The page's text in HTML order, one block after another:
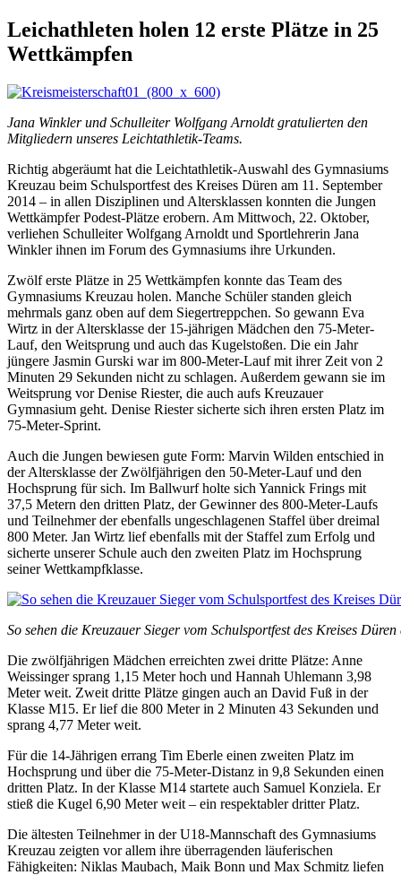
Leichathleten holen 12 erste Plätze in 25
Wettkämpfen
Jana Winkler und Schulleiter Wolfgang Arnoldt gratulierten den
Mitgliedern unseres Leichtathletik-Teams.
Richtig abgeräumt hat die Leichtathletik-Auswahl des Gymnasiums
Kreuzau beim Schulsportfest des Kreises Düren am 11. September
2014 – in allen Disziplinen und Altersklassen konnten die Jungen
Wettkämpfer Podest-Plätze erobern. Am Mittwoch, 22. Oktober,
verliehen Schulleiter Wolfgang Arnoldt und Sportlehrerin Jana
Winkler ihnen im Forum des Gymnasiums ihre Urkunden.
Zwölf erste Plätze in 25 Wettkämpfen konnte das Team des
Gymnasiums Kreuzau holen. Manche Schüler standen gleich
mehrmals ganz oben auf dem Siegertreppchen. So gewann Eva
Wirtz in der Altersklasse der 15-jährigen Mädchen den 75-Meter-
Lauf, den Weitsprung und auch das Kugelstoßen. Die ein Jahr
jüngere Jasmin Gurski war im 800-Meter-Lauf mit ihrer Zeit von 2
Minuten 29 Sekunden nicht zu schlagen. Außerdem gewann sie im
Weitsprung vor Denise Riester, die auch aufs Kreuzauer
Gymnasium geht. Denise Riester sicherte sich ihren ersten Platz im
75-Meter-Sprint.
Auch die Jungen bewiesen gute Form: Marvin Wilden entschied in
der Altersklasse der Zwölfjährigen den 50-Meter-Lauf und den
Hochsprung für sich. Im Ballwurf holte sich Yannick Frings mit
37,5 Metern den dritten Platz, der Gewinner des 800-Meter-Laufs
und Teilnehmer der ebenfalls ungeschlagenen Staffel über dreimal
800 Meter. Jan Wirtz lief ebenfalls mit der Staffel zum Erfolg und
sicherte unserer Schule auch den zweiten Platz im Hochsprung
seiner Wettkampfklasse.
So sehen die Kreuzauer Sieger vom Schulsportfest des Kreises Düren
Die zwölfjährigen Mädchen erreichten zwei dritte Plätze: Anne
Weissinger sprang 1,15 Meter hoch und Hannah Uhlemann 3,98
Meter weit. Zweit dritte Plätze gingen auch an David Fuß in der
Klasse M15. Er lief die 800 Meter in 2 Minuten 43 Sekunden und
sprang 4,77 Meter weit.
Für die 14-Jährigen errang Tim Eberle einen zweiten Platz im
Hochsprung und über die 75-Meter-Distanz in 9,8 Sekunden einen
dritten Platz. In der Klasse M14 startete auch Samuel Konziela. Er
stieß die Kugel 6,90 Meter weit – ein respektabler dritter Platz.
Die ältesten Teilnehmer in der U18-Mannschaft des Gymnasiums
Kreuzau zeigten vor allem ihre überragenden läuferischen
Fähigkeiten: Niklas Maubach, Maik Bonn und Max Schmitz liefen